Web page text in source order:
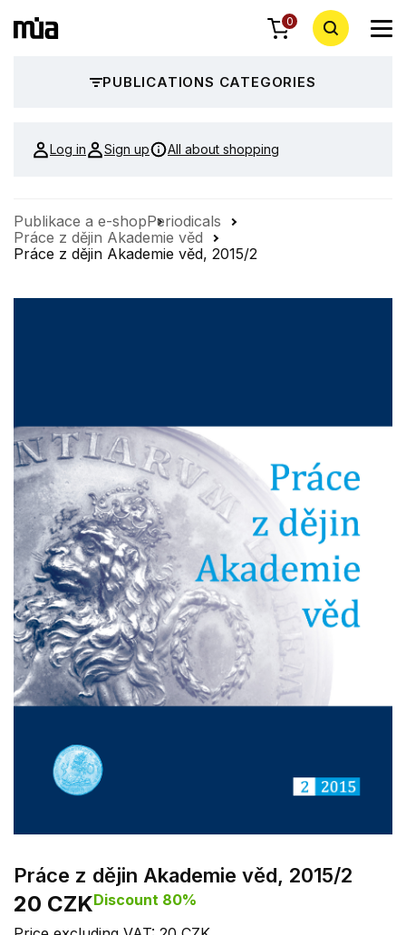
0
PUBLICATIONS CATEGORIES
Log in Sign up All about shopping
Publikace a e-shopPeriodicals
Práce z dějin Akademie věd
Práce z dějin Akademie věd, 2015/2
Práce z dějin Akademie věd, 2015/2
20 CZKDiscount 80%